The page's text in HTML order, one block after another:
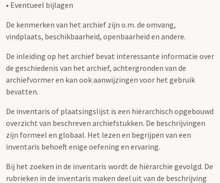
• Eventueel bijlagen
De kenmerken van het archief zijn o.m. de omvang,
vindplaats, beschikbaarheid, openbaarheid en andere.
De inleiding op het archief bevat interessante informatie over
de geschiedenis van het archief, achtergronden van de
archiefvormer en kan ook aanwijzingen voor het gebruik
bevatten.
De inventaris of plaatsingslijst is een hiërarchisch opgebouwd
overzicht van beschreven archiefstukken. De beschrijvingen
zijn formeel en globaal. Het lezen en begrijpen van een
inventaris behoeft enige oefening en ervaring.
Bij het zoeken in de inventaris wordt de hiërarchie gevolgd. De
rubrieken in de inventaris maken deel uit van de beschrijving